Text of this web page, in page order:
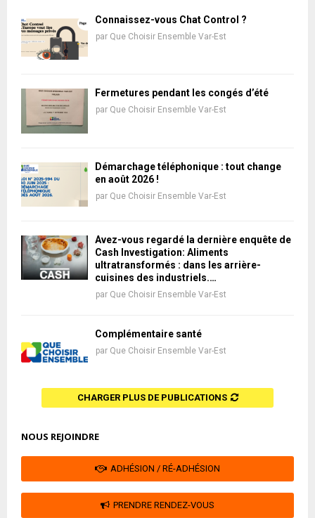
Connaissez-vous Chat Control ?
par Que Choisir Ensemble Var-Est
Fermetures pendant les congés d’été
par Que Choisir Ensemble Var-Est
Démarchage téléphonique : tout change
en août 2026 !
par Que Choisir Ensemble Var-Est
Avez-vous regardé la dernière enquête de
Cash Investigation: Aliments
ultratransformés : dans les arrière-
cuisines des industriels.…
par Que Choisir Ensemble Var-Est
Complémentaire santé
par Que Choisir Ensemble Var-Est
CHARGER PLUS DE PUBLICATIONS
NOUS REJOINDRE
ADHÉSION / RÉ-ADHÉSION
PRENDRE RENDEZ-VOUS